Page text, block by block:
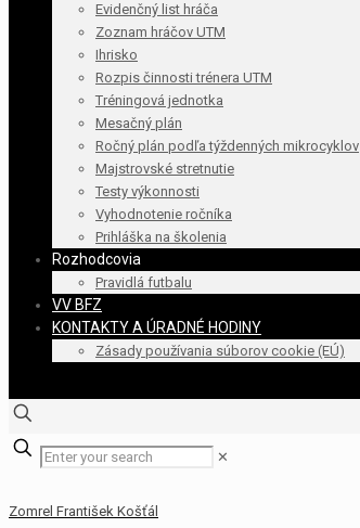
Evidenčný list hráča
Zoznam hráčov UTM
Ihrisko
Rozpis činnosti trénera UTM
Tréningová jednotka
Mesačný plán
Ročný plán podľa týždenných mikrocyklov
Majstrovské stretnutie
Testy výkonnosti
Vyhodnotenie ročníka
Prihláška na školenia
Rozhodcovia
Pravidlá futbalu
VV BFZ
KONTAKTY A ÚRADNÉ HODINY
Zásady používania súborov cookie (EÚ)
✕
Zomrel František Košťál